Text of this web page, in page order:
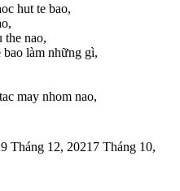
hut te bao,
the nao,
làm những gì,
may nhom nao,
Tháng 12, 2021 7 Tháng 10,